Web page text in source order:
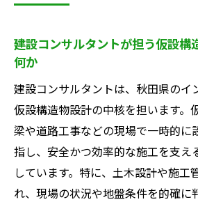
向と特徴
る背景を解説
アアップ術
建設コンサルタントで秋
ップを目指す方法
仮設構造物設計経験がキ
る影響とは
建設コンサルタントが担う仮設構
何か
建設コンサルタントは、秋田県のイ
仮設構造物設計の中核を担います。
梁や道路工事などの現場で一時的に
指し、安全かつ効率的な施工を支え
しています。特に、土木設計や施工
れ、現場の状況や地盤条件を的確に